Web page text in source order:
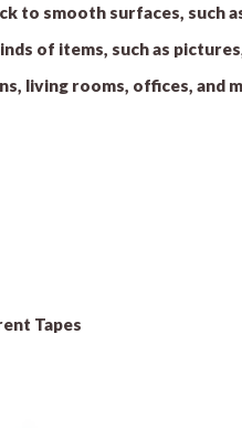
to smooth surfaces, such
of items, such as
living rooms, offices, and
Tapes